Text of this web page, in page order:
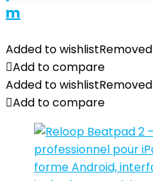
m
Added to wishlist
Add to compare
Added to wishlist
Add to compare